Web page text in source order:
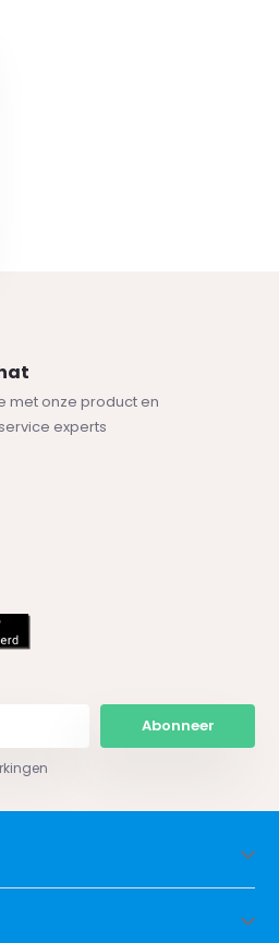
met onze product en
experts
Abonneer